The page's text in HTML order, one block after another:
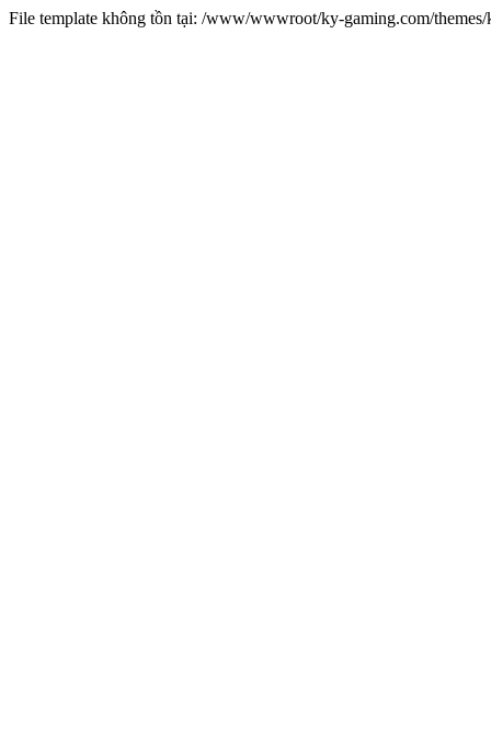
File template không tồn tại: /www/wwwroot/ky-gaming.com/